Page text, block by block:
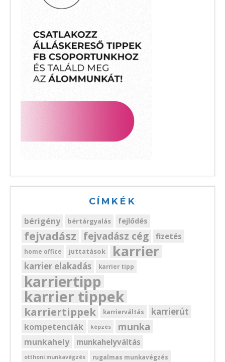
CÍMKÉK
bérigény
bértárgyalás fejlődés
fejvadász fejvadász cég fizetés
home office juttatások karrier
karrier elakadás karrier tipp
karriertipp
karrier tippek
karriertippek karrierváltás karrierút
kompetenciák képzés munka
munkahely munkahelyváltás
otthoni munkavégzés rugalmas munkavégzés